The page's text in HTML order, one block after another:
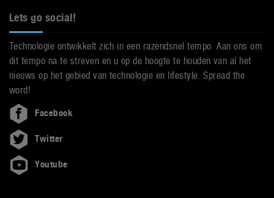
Lets go social!
Technologie ontwikkelt zich in een razendsnel tempo. Aan ons om
dit tempo na te streven en u op de hoogte te houden van al het
nieuws op het gebied van technologie en lifestyle. Spread the
word!
Facebook
Twitter
Youtube